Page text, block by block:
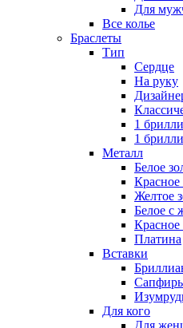
Для
Все колье
Браслеты
Тип
Сердце
На руку
1
1
Металл
Белое
Красное
Желтое
Белое с
Красное
Платина
Вставки
Для кого
Для